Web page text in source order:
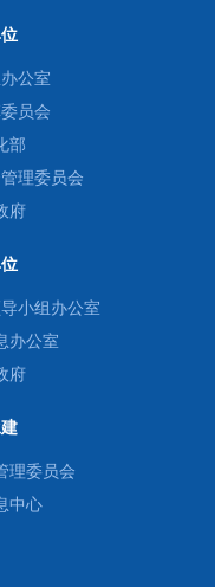
公室
员会
部
理委员会
府
小组办公室
办公室
府
理委员会
中心